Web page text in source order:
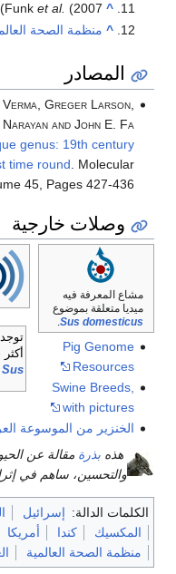
^
Funket al. (2007)
^ منظمة الصحة
المصادر
Greger Larson,
and John E. Fa
genus: 19th century
time round . Molecular
45, Pages 427-436
وصلات خارجية
Sus
مشاع المعرفة فيه
ميديا متعلقة بموضوع
Sus domesticus
Pig Genome
Resources
Swine Breeds,
with pictures
الخنزير من الموسوعة
هذه بذرة مقالة عن
والتحسين، ساهم في
الكلمات الدالة: إسرائيل
المكسيك
كندا أمريكا
منظمة الصحة العالمية